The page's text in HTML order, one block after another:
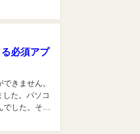
iPhoneで...
必須アプ
きません。
た。パソコ
した。その
iP...